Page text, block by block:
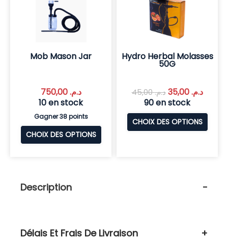
Mob Mason Jar
د.م.750,00
10 en stock
Gagner 38 points
CHOIX DES OPTIONS
Hydro Herbal Molasses
50G
د.م.45,00 د.م.35,00
90 en stock
CHOIX DES OPTIONS
Description
Délais Et Frais De Livraison